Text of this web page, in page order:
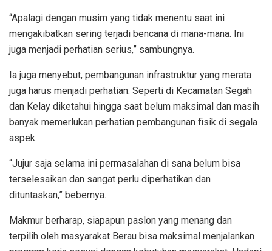
“Apalagi dengan musim yang tidak menentu saat ini
mengakibatkan sering terjadi bencana di mana-mana. Ini
juga menjadi perhatian serius,” sambungnya.
Ia juga menyebut, pembangunan infrastruktur yang merata
juga harus menjadi perhatian. Seperti di Kecamatan Segah
dan Kelay diketahui hingga saat belum maksimal dan masih
banyak memerlukan perhatian pembangunan fisik di segala
aspek.
“Jujur saja selama ini permasalahan di sana belum bisa
terselesaikan dan sangat perlu diperhatikan dan
dituntaskan,” bebernya.
Makmur berharap, siapapun paslon yang menang dan
terpilih oleh masyarakat Berau bisa maksimal menjalankan